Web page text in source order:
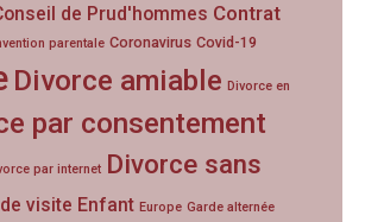
de Prud'hommes Contrat
parentale Coronavirus Covid-19
Divorce amiable Divorce en
par consentement
par internet Divorce sans
visite Enfant Europe Garde alternée